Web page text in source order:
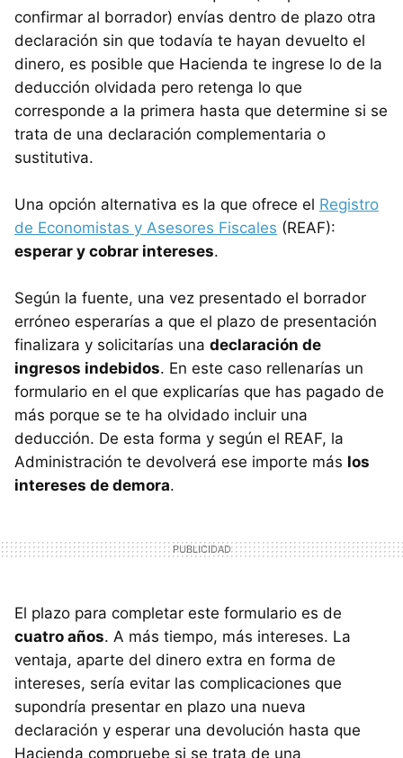
confirmar al borrador) envías dentro de plazo otra
declaración sin que todavía te hayan devuelto el
dinero, es posible que Hacienda te ingrese lo de la
deducción olvidada pero retenga lo que
corresponde a la primera hasta que determine si se
trata de una declaración complementaria o
sustitutiva.
Una opción alternativa es la que ofrece el Registro
de Economistas y Asesores Fiscales (REAF):
esperar y cobrar intereses.
Según la fuente, una vez presentado el borrador
erróneo esperarías a que el plazo de presentación
finalizara y solicitarías una declaración de
ingresos indebidos. En este caso rellenarías un
formulario en el que explicarías que has pagado de
más porque se te ha olvidado incluir una
deducción. De esta forma y según el REAF, la
Administración te devolverá ese importe más los
intereses de demora.
El plazo para completar este formulario es de
cuatro años. A más tiempo, más intereses. La
ventaja, aparte del dinero extra en forma de
intereses, sería evitar las complicaciones que
supondría presentar en plazo una nueva
declaración y esperar una devolución hasta que
Hacienda compruebe si se trata de una